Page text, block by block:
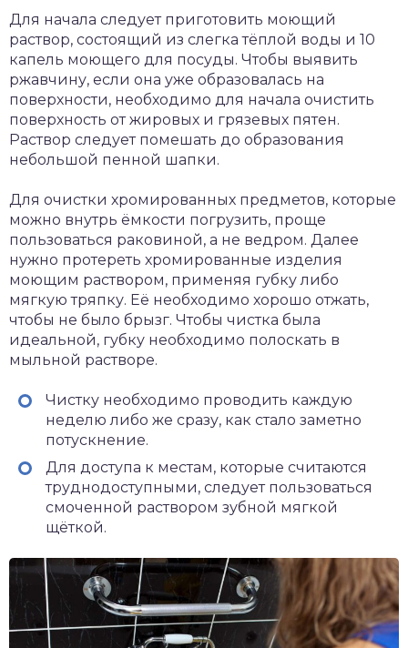
Для начала следует приготовить моющий
раствор, состоящий из слегка тёплой воды и 10
капель моющего для посуды. Чтобы выявить
ржавчину, если она уже образовалась на
поверхности, необходимо для начала очистить
поверхность от жировых и грязевых пятен.
Раствор следует помешать до образования
небольшой пенной шапки.
Для очистки хромированных предметов, которые
можно внутрь ёмкости погрузить, проще
пользоваться раковиной, а не ведром. Далее
нужно протереть хромированные изделия
моющим раствором, применяя губку либо
мягкую тряпку. Её необходимо хорошо отжать,
чтобы не было брызг. Чтобы чистка была
идеальной, губку необходимо полоскать в
мыльной растворе.
Чистку необходимо проводить каждую
неделю либо же сразу, как стало заметно
потускнение.
Для доступа к местам, которые считаются
труднодоступными, следует пользоваться
смоченной раствором зубной мягкой
щёткой.